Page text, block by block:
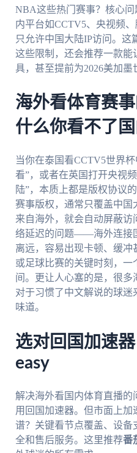
NBA这些热门赛事？核心
内平台如CCTV5、央视频
只允许中国大陆IP访问。这
这些限制，还会推荐一款能
具，甚至提前为2026美加墨
海外看体育赛
什么你看不了国
当你在泰国看CCTV5世界
看”，或者在英国打开央视
陆”，本质上都是版权协议
赛事版权，通常只覆盖中国
来自海外，就会自动屏蔽访
络延迟的问题——海外连接
离远，容易出现卡顿、缓
或足球比赛的关键时刻，
间。更让人心塞的是，很多
对于习惯了中文解说的球
味道。
选对回国加速
easy
解决海外看国内体育直播
用回国加速器。但市面上
谱？关键看节点覆盖、设备
全和售后服务。这里推荐番